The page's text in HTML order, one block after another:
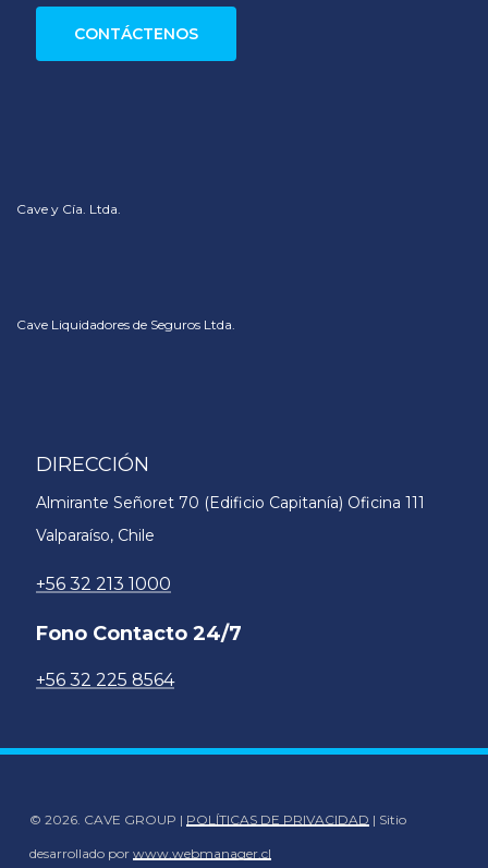
CONTÁCTENOS
Cave y Cía. Ltda.
Cave Liquidadores de Seguros Ltda.
DIRECCIÓN
Almirante Señoret 70 (Edificio Capitanía) Oficina 111
Valparaíso, Chile
+56 32 213 1000
Fono Contacto 24/7
+56 32 225 8564
© 2026. CAVE GROUP | POLÍTICAS DE PRIVACIDAD | Sitio
desarrollado por www.webmanager.cl